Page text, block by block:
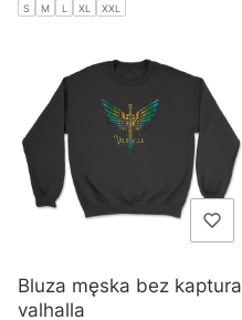
S M L XL XXL
Bluza męska bez kaptura
valhalla